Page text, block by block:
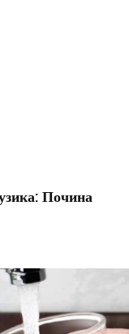
Почина